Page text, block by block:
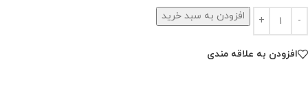
افزودن به سبد خرید
افزودن به علاقه مندی